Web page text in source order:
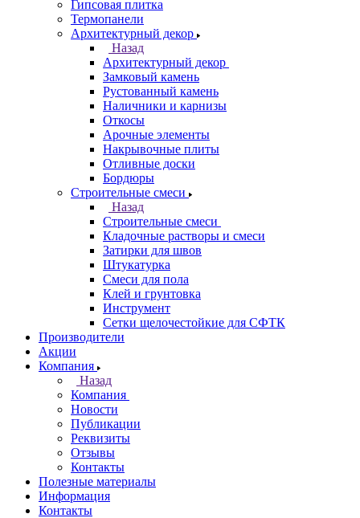
Гипсовая плитка
Термопанели
Архитектурный декор
Назад
Архитектурный декор
Замковый камень
Рустованный камень
Наличники и карнизы
Откосы
Арочные элементы
Накрывочные плиты
Отливные доски
Бордюры
Строительные смеси
Назад
Строительные смеси
Кладочные растворы и смеси
Затирки для швов
Штукатурка
Смеси для пола
Клей и грунтовка
Инструмент
Сетки щелочестойкие для СФТК
Производители
Акции
Компания
Назад
Компания
Новости
Публикации
Реквизиты
Отзывы
Контакты
Полезные материалы
Информация
Контакты